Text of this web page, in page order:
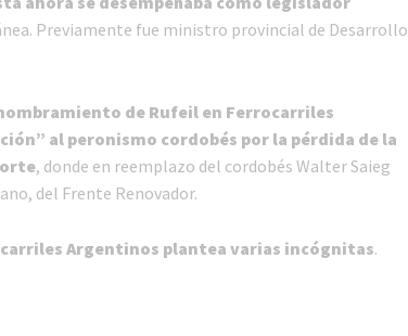
Previamente fue ministro provincial de Desarrollo
de Rufeil en Ferrocarriles
al peronismo cordobés por la pérdida de la
, donde en reemplazo del cordobés Walter Saieg
del Frente Renovador.
Argentinos plantea varias incógnitas.